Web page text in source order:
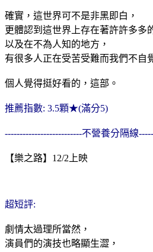
確實，這世界可不是非黑即白，
更體認到這世界上存在著許許多多
以及在不為人知的地方，
有很多人正在受苦受難而我們不自
個人覺得挺好看的，這部。
推薦指數: 3.5顆★(滿分5)
--------------------------不營養分隔線
【樂之路】12/2上映
超短評:
劇情太過理所當然，
演員們的演技也略顯生澀，